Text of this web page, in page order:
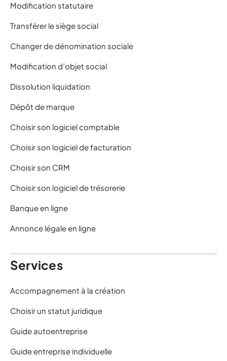
Modification statutaire
Transférer le siège social
Changer de dénomination sociale
Modification d’objet social
Dissolution liquidation
Dépôt de marque
Choisir son logiciel comptable
Choisir son logiciel de facturation
Choisir son CRM
Choisir son logiciel de trésorerie
Banque en ligne
Annonce légale en ligne
Services
Accompagnement à la création
Choisir un statut juridique
Guide autoentreprise
Guide entreprise individuelle